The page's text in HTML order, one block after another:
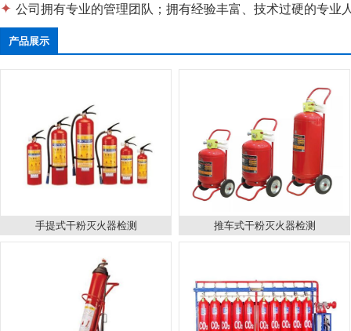
✦ 公司拥有专业的管理团队；拥有经验丰富、技术过硬的专业
产品展示
手提式干粉灭火器检测 推车式干粉灭火器检测